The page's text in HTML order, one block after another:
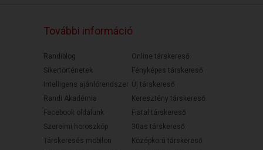
További információ
Randiblog
Sikertörténetek
Intelligens ajánlórendszer
Randi Akadémia
Facebook oldalunk
Szerelmi horoszkóp
Társkeresés mobilon
Online társkereső
Fényképes társkereső
Új társkereső
Keresztény társkereső
Fiatal társkereső
30as társkereső
Középkorú társkereső